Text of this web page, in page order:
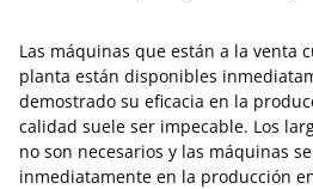
Las máquinas que están a la venta
planta están disponibles
demostrado su eficacia en la
calidad suele ser impecable. Los
no son necesarios y las máquinas
inmediatamente en la producción